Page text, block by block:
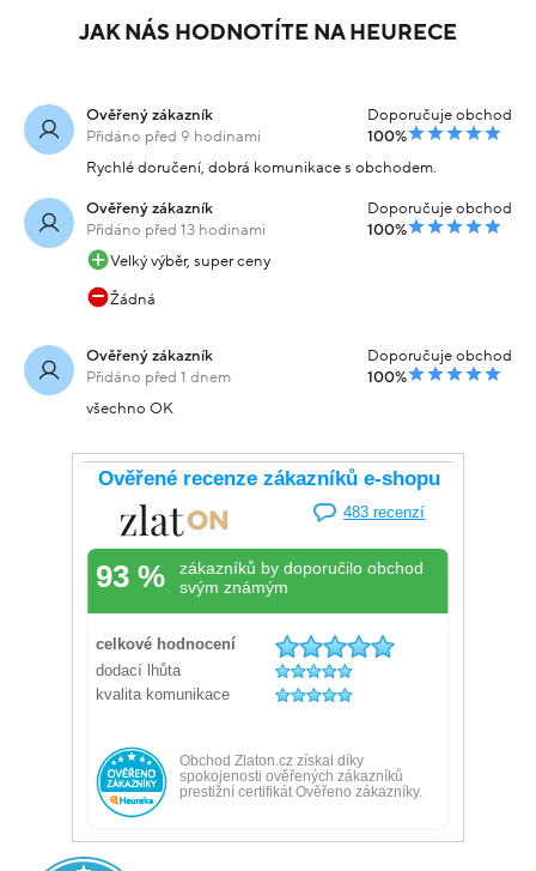
JAK NÁS HODNOTÍTE NA HEURECE
Ověřený zákazník
Přidáno před 9 hodinami
Doporučuje obchod
100%
Rychlé doručení, dobrá komunikace s obchodem.
Ověřený zákazník
Přidáno před 13 hodinami
Doporučuje obchod
100%
Velký výběr, super ceny
Žádná
Ověřený zákazník
Přidáno před 1 dnem
Doporučuje obchod
100%
všechno OK